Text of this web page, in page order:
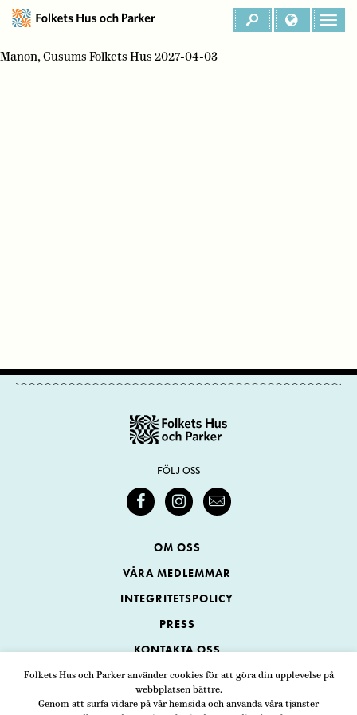
Folkets Hus och Parker använder cookies för att göra din upplevelse på
webbplatsen bättre.
Genom att surfa vidare på vår hemsida och använda våra tjänster
Manon, Gusums Folkets Hus 2027-04-03
FÖLJ OSS
OM OSS
VÅRA MEDLEMMAR
INTEGRITETSPOLICY
PRESS
KONTAKTA OSS
Folkets Hus och Parker